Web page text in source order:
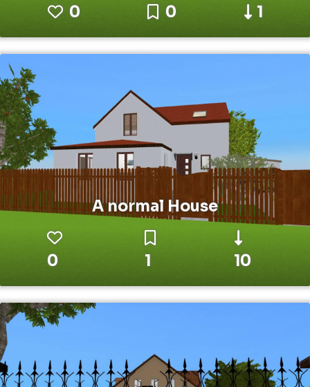
0
0 1
A normal House
0 1 10